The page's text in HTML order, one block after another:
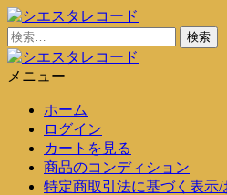
コ
ン
テ
ン
シエスタレコード
中古レコード通販
検
索:
メニュー
ホーム
ログイン
カートを見る
商品のコンディション
特定商取引法に基づく表示/